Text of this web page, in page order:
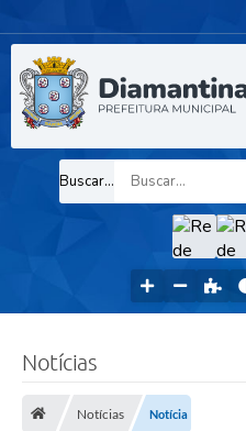
Buscar...
Notícias
Notícias Notícia